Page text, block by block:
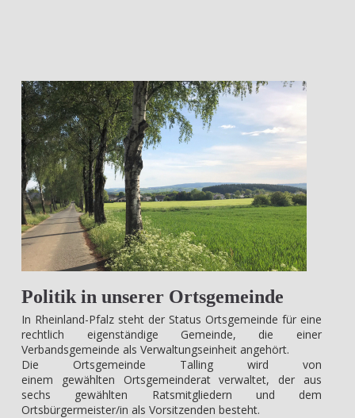
Politik in unserer Ortsgemeinde
In Rheinland-Pfalz steht der Status Ortsgemeinde für eine
rechtlich eigenständige Gemeinde, die einer
Verbandsgemeinde als Verwaltungseinheit angehört.
Die Ortsgemeinde Talling wird von
einem gewählten Ortsgemeinderat verwaltet, der aus
sechs gewählten Ratsmitgliedern und dem
Ortsbürgermeister/in als Vorsitzenden besteht.